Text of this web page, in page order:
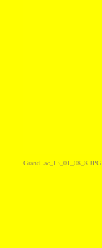
GrandLac_13_01_08_8.JPG